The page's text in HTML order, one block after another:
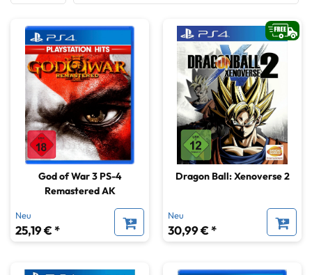
God of War 3 PS-4
Remastered AK
Neu
25,19 € *
Dragon Ball: Xenoverse 2
Neu
30,99 € *